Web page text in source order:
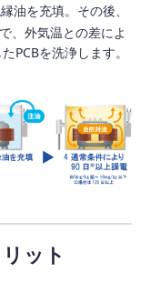
油を充填。その後、
、外気温との差によ
PCBを洗浄します。
ット